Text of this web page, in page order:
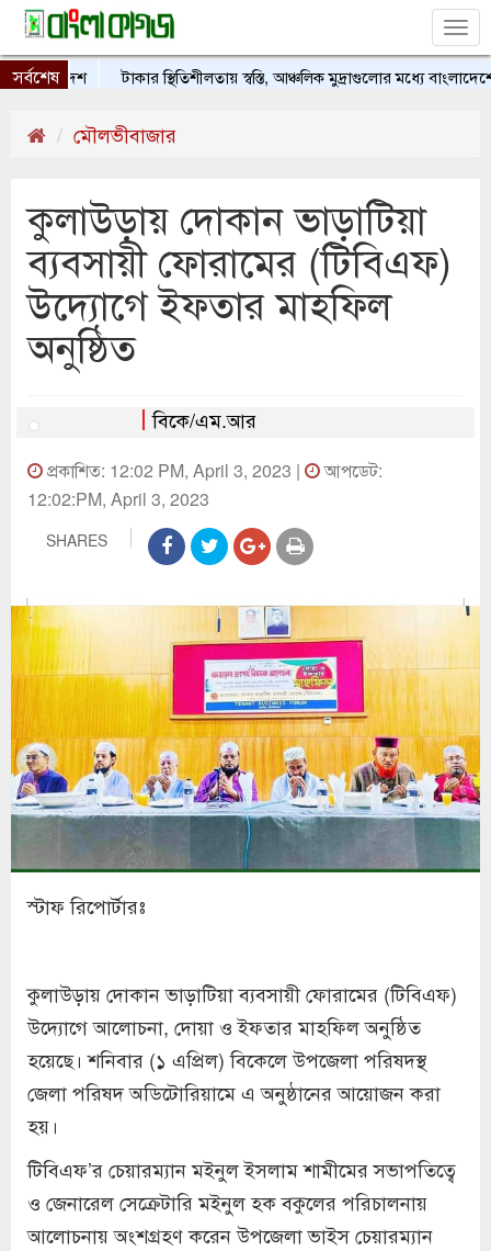
সর্বশেষ টাকার স্থিতিশীলতায় স্বস্তি, আঞ্চলিক মুদ্রাগুলোর মধ্যে বাংলাদেশের
মৌলভীবাজার
কুলাউড়ায় দোকান ভাড়াটিয়া
ব্যবসায়ী ফোরামের (টিবিএফ)
উদ্যোগে ইফতার মাহফিল
অনুষ্ঠিত
বিকে/এম.আর
প্রকাশিত: 12:02 PM, April 3, 2023 |
আপডেট:
12:02:PM, April 3, 2023
SHARES
স্টাফ রিপোর্টারঃ
কুলাউড়ায় দোকান ভাড়াটিয়া ব্যবসায়ী ফোরামের (টিবিএফ)
উদ্যোগে আলোচনা, দোয়া ও ইফতার মাহফিল অনুষ্ঠিত
হয়েছে। শনিবার (১ এপ্রিল) বিকেলে উপজেলা পরিষদস্থ
জেলা পরিষদ অডিটোরিয়ামে এ অনুষ্ঠানের আয়োজন করা
হয়।
টিবিএফ’র চেয়ারম্যান মইনুল ইসলাম শামীমের সভাপতিত্বে
ও জেনারেল সেক্রেটারি মইনুল হক বকুলের পরিচালনায়
আলোচনায় অংশগ্রহণ করেন উপজেলা ভাইস চেয়ারম্যান